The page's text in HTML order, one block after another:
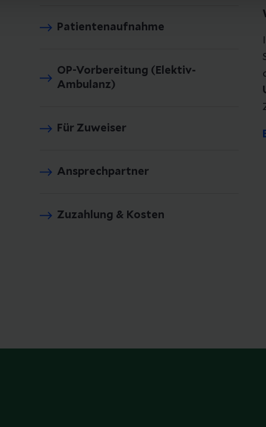
Patientenaufnahme
OP-Vorbereitung (Elektiv-
Ambulanz)
Für Zuweiser
Ansprechpartner
Zuzahlung & Kosten